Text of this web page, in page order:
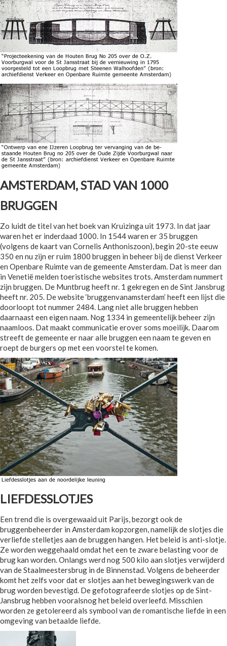
AMSTERDAM, STAD VAN 1000
BRUGGEN
Zo luidt de titel van het boek van Kruizinga uit 1973. In dat jaar
waren het er inderdaad 1000. In 1544 waren er 35 bruggen
(volgens de kaart van Cornelis Anthoniszoon), begin 20-ste eeuw
350 en nu zijn er ruim 1800 bruggen in beheer bij de dienst Verkeer
en Openbare Ruimte van de gemeente Amsterdam. Dat is meer dan
in Venetië melden toeristische websites trots. Amsterdam nummert
zijn bruggen. De Muntbrug heeft nr. 1 gekregen en de Sint Jansbrug
heeft nr. 205. De website ‘bruggenvanamsterdam’ heeft een lijst die
doorloopt tot nummer 2484. Lang niet alle bruggen hebben
daarnaast een eigen naam. Nog 1334 in gemeentelijk beheer zijn
naamloos. Dat maakt communicatie erover soms moeilijk. Daarom
streeft de gemeente er naar alle bruggen een naam te geven en
roept de burgers op met een voorstel te komen.
LIEFDESSLOTJES
Een trend die is overgewaaid uit Parijs, bezorgt ook de
bruggenbeheerder in Amsterdam kopzorgen, namelijk de slotjes die
verliefde stelletjes aan de bruggen hangen. Het beleid is anti-slotje.
Ze worden weggehaald omdat het een te zware belasting voor de
brug kan worden. Onlangs werd nog 500 kilo aan slotjes verwijderd
van de Staalmeestersbrug in de Binnenstad. Volgens de beheerder
komt het zelfs voor dat er slotjes aan het bewegingswerk van de
brug worden bevestigd. De gefotografeerde slotjes op de Sint-
Jansbrug hebben vooralsnog het beleid overleefd. Misschien
worden ze getolereerd als symbool van de romantische liefde in een
omgeving van betaalde liefde.